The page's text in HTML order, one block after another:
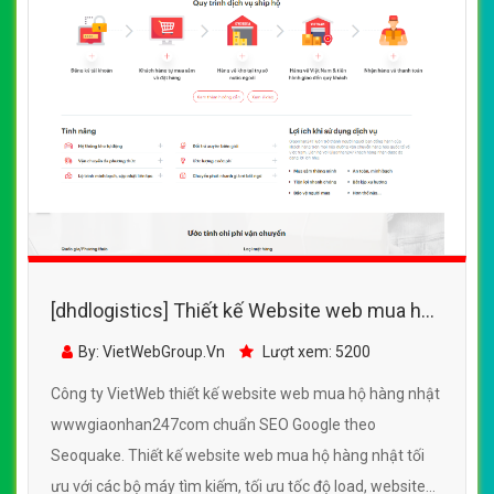
[dhdlogistics] Thiết kế Website web mua hộ
hàng nhật - wwwgiaonhan247com
By: VietWebGroup.Vn Lượt xem: 5200
Công ty VietWeb thiết kế website web mua hộ hàng nhật
wwwgiaonhan247com chuẩn SEO Google theo
Seoquake. Thiết kế website web mua hộ hàng nhật tối
ưu với các bộ máy tìm kiếm, tối ưu tốc độ load, website